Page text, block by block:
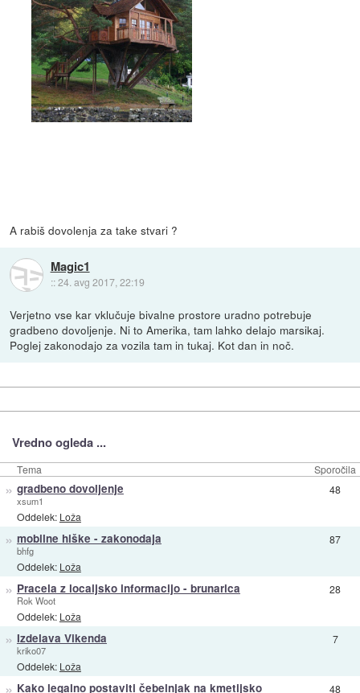
A rabiš dovolenja za take stvari ?
Magic1
::24. avg 2017, 22:19
Verjetno vse kar vklučuje bivalne prostore uradno potrebuje
gradbeno dovoljenje. Ni to Amerika, tam lahko delajo marsikaj.
Poglej zakonodajo za vozila tam in tukaj. Kot dan in noč.
Vredno ogleda ...
Tema Sporočila
» gradbeno dovoljenje
xsum1
Oddelek: Loža
48
» mobilne hiške - zakonodaja
bhfg
Oddelek: Loža
87
» Pracela z locaijsko informacijo - brunarica
Rok Woot
Oddelek: Loža
28
» Izdelava Vikenda
kriko07
Oddelek: Loža
7
» Kako legalno postaviti čebelnjak na kmetijsko 48